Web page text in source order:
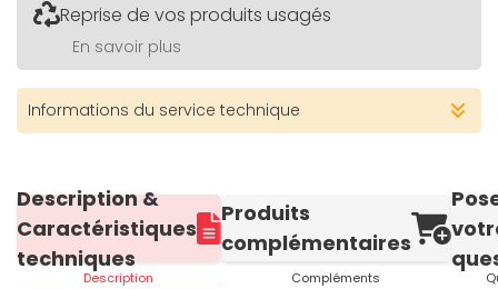
Reprise de vos produits usagés
En savoir plus
Informations du service technique
Description &
Caractéristiques
techniques
Description
Produits
complémentaires
Compléments